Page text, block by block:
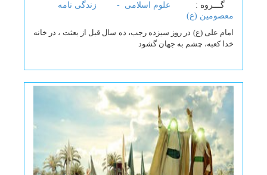
گـــروه : علوم اسلامی -
زندگی نامه
معصومین (ع)
امام علی (ع) در روز سیزده رجب، ده سال قبل از بعثت ، در خانه
خدا کعبه، چشم به جهان گشود